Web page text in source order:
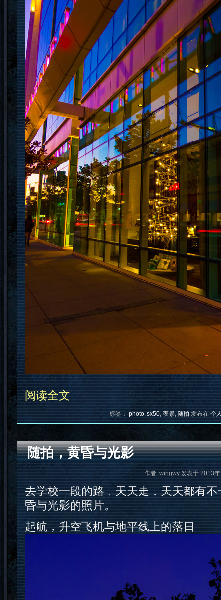
阅读全文
标签： photo, sx50, 夜景, 随拍 发布在 个
随拍，黄昏与光影
作者: wingwy 发表于:2013
去学校一段的路，天天走，天天都有
昏与光影的照片。
起航，升空飞机与地平线上的落日